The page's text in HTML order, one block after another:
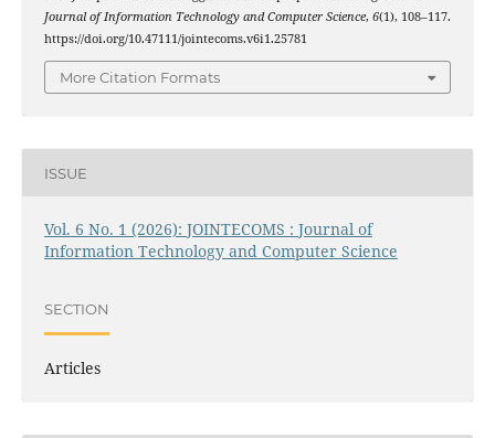
Journal of Information Technology and Computer Science, 6(1), 108–117.
https://doi.org/10.47111/jointecoms.v6i1.25781
More Citation Formats
ISSUE
Vol. 6 No. 1 (2026): JOINTECOMS : Journal of
Information Technology and Computer Science
SECTION
Articles